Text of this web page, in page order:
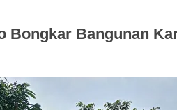
Bongkar Bangunan